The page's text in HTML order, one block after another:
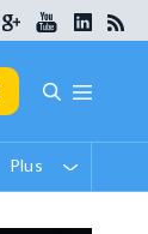
Plus